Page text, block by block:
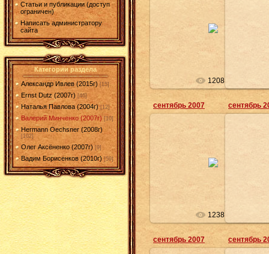
Статьи и публикации (доступ
ограничен)
Написать администратору
сайта
Категории раздела
Александр Ивлев (2015г) [15]
Ernst Dutz (2007г) [46]
Наталья Павлова (2004г) [12]
Валерий Минченко (2007г) [10]
Hermann Oechsner (2008г)
[102]
Олег Аксёненко (2007г) [9]
Вадим Борисенков (2010г) [59]
свое время размещалась
аппаратура для просмотра
1208
сентябрь 2007
20.03.2008
если кто помнит, то это бывшая
казарма армии ГДР
1238
сентябрь
сентябрь 2007 сентябрь